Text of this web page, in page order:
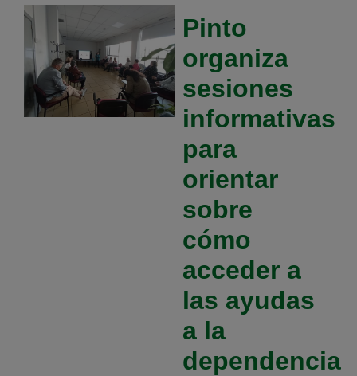
Pinto
organiza
sesiones
informativas
para
orientar
sobre
cómo
acceder a
las ayudas
a la
dependencia